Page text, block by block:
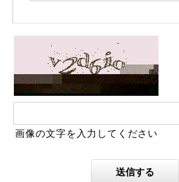
画像の文字を入力してください
送信する